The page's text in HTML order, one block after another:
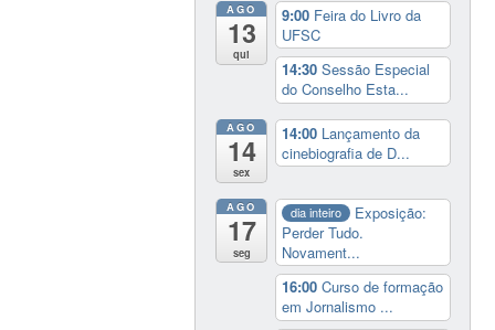
AGO
13
qui
9:00 Feira do Livro da
UFSC
14:30Sessão Especial
do Conselho Esta...
AGO
14
sex
14:00 Lançamento da
cinebiografia de D...
AGO
17
seg
dia inteiro
Exposição:
Perder Tudo.
Novament...
16:00Curso de formação
em Jornalismo ...